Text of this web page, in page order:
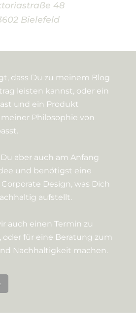
48
Bielefeld
dass Du zu meinem Blog
leisten kannst, oder ein
und ein Produkt
Philosophie von
aber auch am Anfang
und benötigst eine
Design, was Dich
aufstellt.
auch einen Termin zu
für eine Beratung zum
Nachhaltigkeit machen.